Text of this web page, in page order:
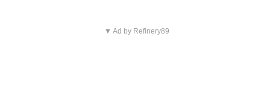
▼ Ad by Refinery89